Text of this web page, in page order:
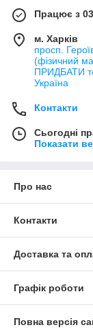
Працює з
м. Харків
просп.
(фізичний
ПРИДБАТИ
Україна
Контакти
Сьогодні
Показати
Про нас
Контакти
Доставка та
Графік роботи
Повна версія